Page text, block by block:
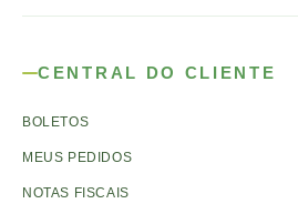
CENTRAL DO CLIENTE
BOLETOS
MEUS PEDIDOS
NOTAS FISCAIS